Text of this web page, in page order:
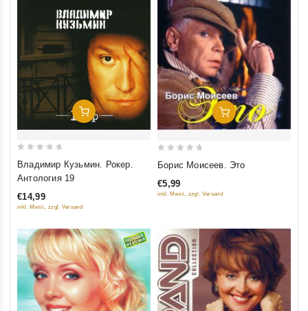
Добавить В Корзину
5
Владимир Кузьмин. Рокер.
Антология 19
€14,99
inkl. Mwst., zzgl. Versand
Добавить В Корзину
out
of
Борис Моисеев. Это
€5,99
inkl. Mwst., zzgl. Versand